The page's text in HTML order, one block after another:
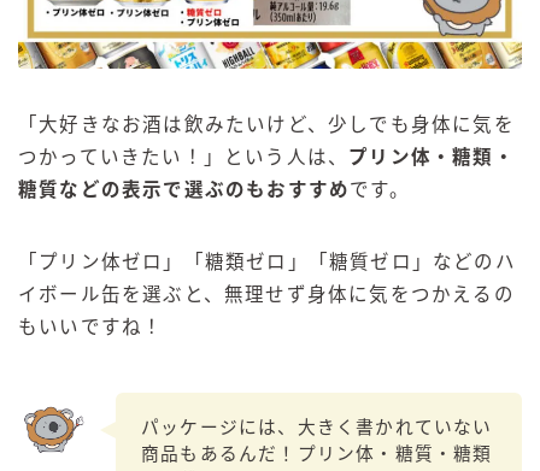
「大好きなお酒は飲みたいけど、少しでも身体に気を
つかっていきたい！」という人は、 プリン体・糖類・
糖質などの表示で選ぶのもおすすめです。
「プリン体ゼロ」「糖類ゼロ」「糖質ゼロ」などのハ
イボール缶を選ぶと、無理せず身体に気をつかえるの
もいいですね！
パッケージには、大きく書かれていない
商品もあるんだ！プリン体・糖質・糖類